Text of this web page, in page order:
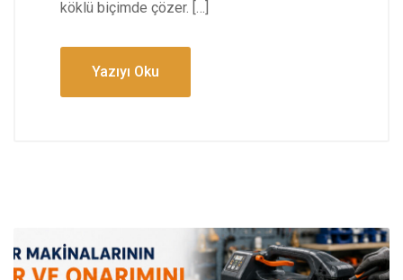
köklü biçimde çözer. […]
Yazıyı Oku